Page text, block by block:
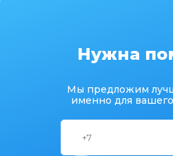
Нужна
Мы предложим
именно для